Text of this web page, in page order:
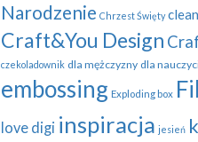
Narodzenie Chrzest Święty
Craft&You Design
czekoladownik dla mężczyzny dla
embossing Exploding box
love digi inspiracja jesień